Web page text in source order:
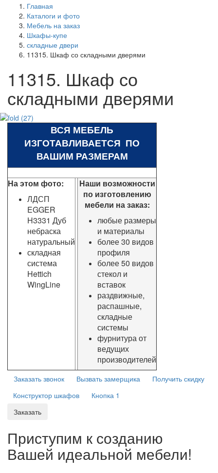
Главная
Каталоги и фото
Мебель на заказ
Шкафы-купе
складные двери
11315. Шкаф со складными дверями
11315. Шкаф со
складными дверями
ВСЯ МЕБЕЛЬ
ИЗГОТАВЛИВАЕТСЯ ПО
ВАШИМ РАЗМЕРАМ
На этом фото:
ЛДСП
EGGER
H3331 Дуб
небраска
натуральный
складная
система
Hettich
WingLine
Наши возможности
по изготовлению
мебели на заказ:
любые размеры
и материалы
более 30 видов
профиля
более 50 видов
стекол и
вставок
раздвижные,
распашные,
складные
системы
фурнитура от
ведущих
производителей
Заказать звонок Вызвать замерщика
Получить скидку
Конструктор шкафов
Кнопка 1
Заказать
Приступим к созданию
Вашей идеальной мебели!